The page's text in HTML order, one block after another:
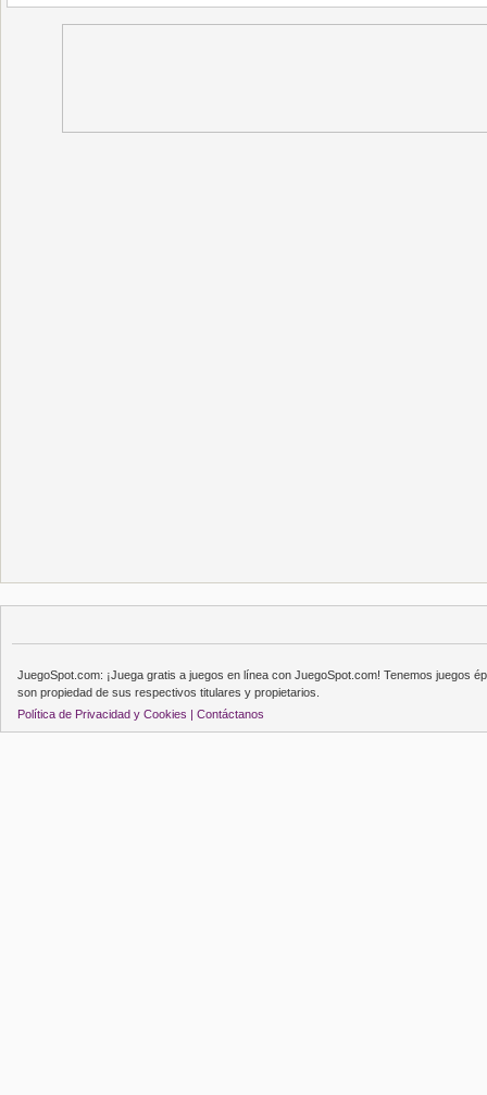
JuegoSpot.com: ¡Juega gratis a juegos en línea con JuegoSpot.com! Tenemos juegos
son propiedad de sus respectivos titulares y propietarios.
Política de Privacidad y Cookies | Contáctanos